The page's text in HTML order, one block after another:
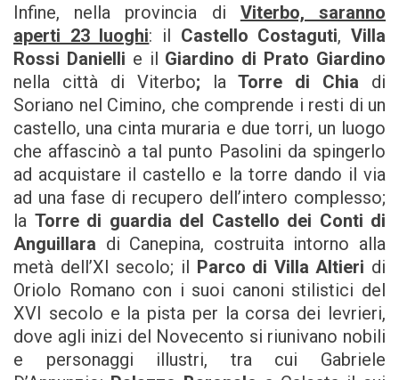
Infine, nella provincia di Viterbo, saranno
aperti 23 luoghi: il Castello Costaguti,Villa
Rossi Danielli e il Giardino di Prato Giardino
nella città di Viterbo; laTorre di Chia di
Soriano nel Cimino, che comprende i resti di un
castello, una cinta muraria e due torri, un luogo
che affascinò a tal punto Pasolini da spingerlo
ad acquistare il castello e la torre dando il via
ad una fase di recupero dell’intero complesso;
la Torre di guardia del Castello dei Conti di
Anguillara di Canepina, costruita intorno alla
metà dell’XI secolo; il Parco di Villa Altieri di
Oriolo Romano con i suoi canoni stilistici del
XVI secolo e la pista per la corsa dei levrieri,
dove agli inizi del Novecento si riunivano nobili
e personaggi illustri, tra cui Gabriele